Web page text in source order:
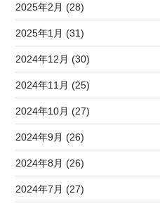
2025年2月 (28)
2025年1月 (31)
2024年12月 (30)
2024年11月 (25)
2024年10月 (27)
2024年9月 (26)
2024年8月 (26)
2024年7月 (27)